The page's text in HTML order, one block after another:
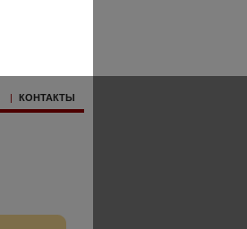
| КОНТАКТЫ